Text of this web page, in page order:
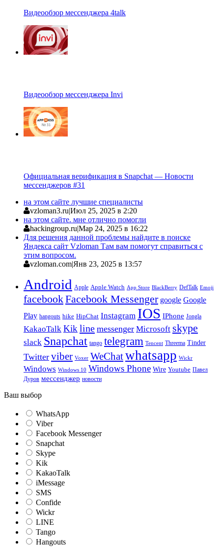
Видеообзор мессенджера 4talk
Видеообзор мессенджера Invi
Официальная верификация в Snapchat — Новости
мессенджеров #31
на этом сайте лучшие специалисты
vzloman3.ru|Июл 25, 2025 в 2:20
на этом сайте. мне отлично помогли
hackingroup.ru|Мар 24, 2025 в 16:22
Для решения данной проблемы найдите в поиске
Яндекса сайт Vzloman Там вам помогут справиться с
этим вопросом.
vzloman.com|Янв 23, 2025 в 13:57
Android Apple Apple Watch App Store BlackBerry DefTalk Emoji
facebookFacebook Messenger google Google
Play hangouts hike HipChat Instagram IOS IPhone Jongla
KakaoTalk Kik line messenger Microsoft skype
slack Snapchat tango telegram Tencent Threema Tinder
Twitter viber Voxer WeChatwhatsapp Wickr
Windows Windows 10 Windows Phone Wire Youtube Павел
Дуров мессенджер новости
Ваш выбор
WhatsApp
Viber
Facebook Messenger
Snapchat
Skype
Kik
KakaoTalk
iMessage
SMS
Confide
Wickr
LINE
Tango
Hangouts